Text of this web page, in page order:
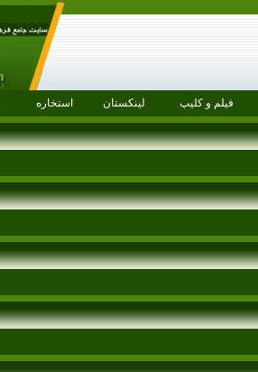
فیلم و کلیپ لینکستان استخاره